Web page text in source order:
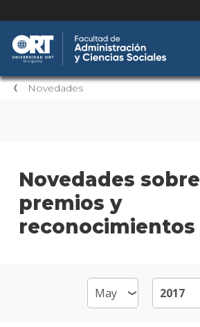
Novedades
Novedades sobre
premios y
reconocimientos